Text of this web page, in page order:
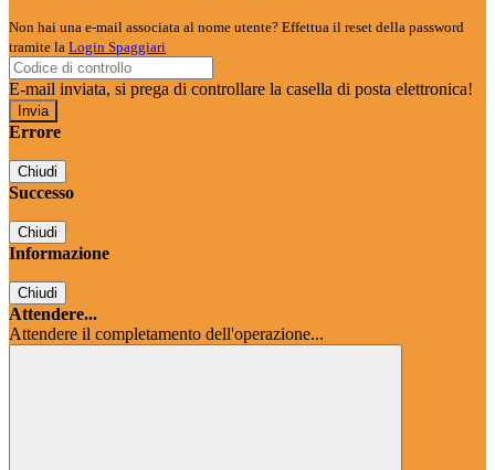
Non hai una e-mail associata al nome utente? Effettua il reset della password
tramite la Login Spaggiari
E-mail inviata, si prega di controllare la casella di posta elettronica!
Errore
Chiudi
Successo
Chiudi
Informazione
Chiudi
Attendere...
Attendere il completamento dell'operazione...